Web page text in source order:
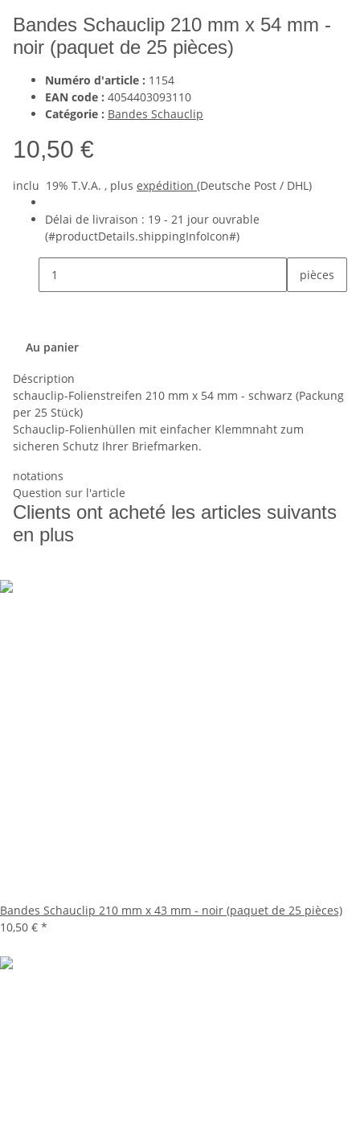
Bandes Schauclip 210 mm x 54 mm -
noir (paquet de 25 pièces)
Numéro d'article : 1154
EAN code : 4054403093110
Catégorie : Bandes Schauclip
10,50 €
inclu 19% T.V.A. , plus expédition (Deutsche Post / DHL)
Délai de livraison : 19 - 21 jour ouvrable
(#productDetails.shippingInfoIcon#)
pièces
Au panier
Déscription
schauclip-Folienstreifen 210 mm x 54 mm - schwarz (Packung
per 25 Stück)
Schauclip-Folienhüllen mit einfacher Klemmnaht zum
sicheren Schutz Ihrer Briefmarken.
notations
Question sur l'article
Clients ont acheté les articles suivants
en plus
Bandes Schauclip 210 mm x 43 mm - noir (paquet de 25 pièces)
10,50 € *